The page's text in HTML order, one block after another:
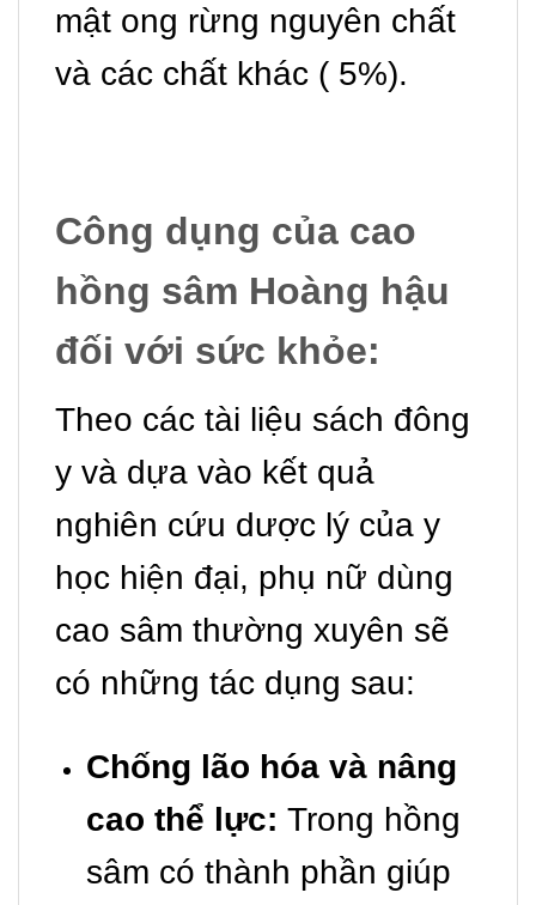
mật ong rừng nguyên chất
và các chất khác ( 5%).
Công dụng của cao
hồng sâm Hoàng hậu
đối với sức khỏe:
Theo các tài liệu sách đông
y và dựa vào kết quả
nghiên cứu dược lý của y
học hiện đại, phụ nữ dùng
cao sâm thường xuyên sẽ
có những tác dụng sau:
Chống lão hóa và nâng
cao thể lực: Trong hồng
sâm có thành phần giúp